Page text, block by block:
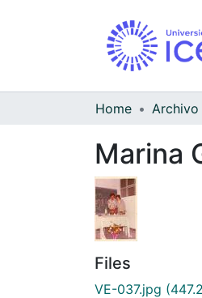
Home
Marina
Files
VE-037.jpg